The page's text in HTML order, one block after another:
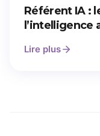
Référent IA :
Lire plus